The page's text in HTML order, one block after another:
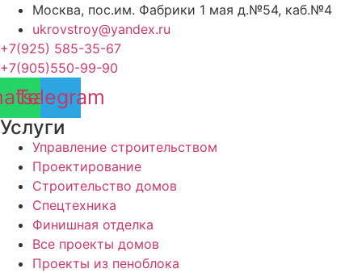
Москва, пос.им. Фабрики 1 мая д.№54, каб.№4
ukrovstroy@yandex.ru
+7(925) 585-35-67
+7(905)550-99-90
Telegram
Услуги
Управление строительством
Проектирование
Строительство домов
Спецтехника
Финишная отделка
Все проекты домов
Проекты из пеноблока